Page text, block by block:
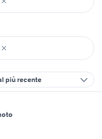
più recente